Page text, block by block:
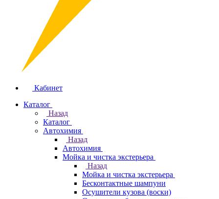
Кабинет
Каталог
Назад
Каталог
Автохимия
Назад
Автохимия
Мойка и чистка экстерьера
Назад
Мойка и чистка экстерьера
Бесконтактные шампуни
Осушители кузова (воски)